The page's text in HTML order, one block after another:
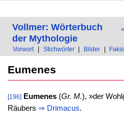
Vollmer: Wörterbuch
der Mythologie
Vorwort Stichwörter Bilder
Eumenes
[196] Eumenes(Gr. M.), »der
Räubers ⇒ Drimacus.